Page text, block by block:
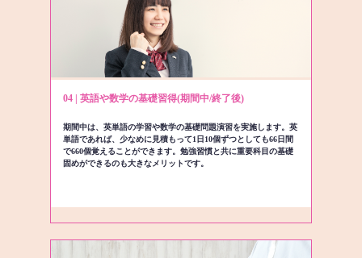
04 | 英語や数学の基礎習得(期間中/終了後)
期間中は、英単語の学習や数学の基礎問題演習を実施します。英
単語であれば、少なめに見積もって1日10個ずつとしても66日間
で660個覚えることができます。勉強習慣と共に重要科目の基礎
固めができるのも大きなメリットです。